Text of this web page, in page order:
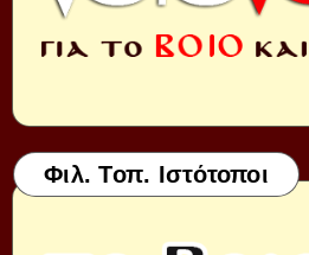
Φιλ. Τοπ. Ιστότοποι